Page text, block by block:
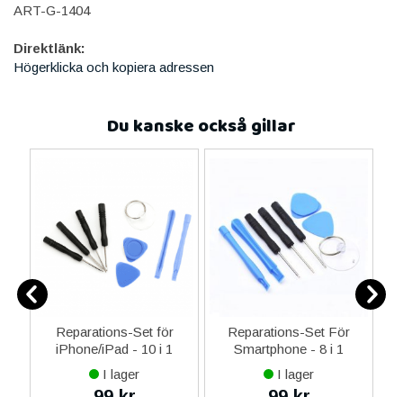
ART-G-1404
Direktlänk:
Högerklicka och kopiera adressen
Du kanske också gillar
Reparations-Set för
iPhone/iPad - 10 i 1
I lager
Reparations-Set För
Smartphone - 8 i 1
I lager